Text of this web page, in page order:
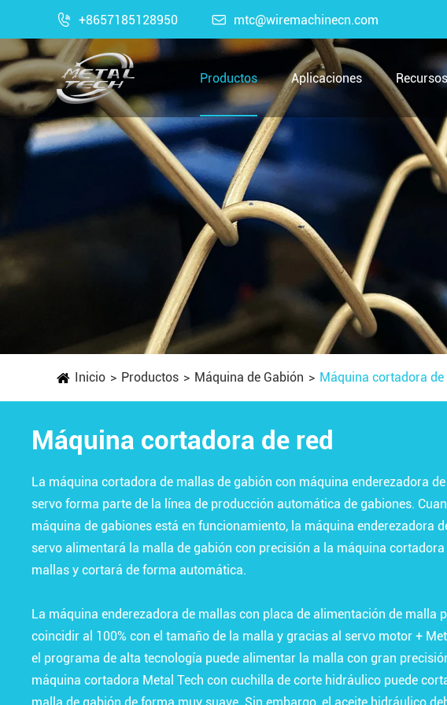
 +8657185128950  mtc@wiremachinecn.com
Productos Aplicaciones
Inicio Productos Máquina de Gabión Máquina cortadora de
Máquina cortadora de red
La máquina cortadora de mallas de gabión con máquina enderezadora
servo forma parte de la línea de producción automática de gabiones.
máquina de gabiones está en funcionamiento, la máquina enderezadora
servo alimentará la malla de gabión con precisión a la máquina cortadora
mallas y cortará de forma automática.
La máquina enderezadora de mallas con placa de alimentación de malla
coincidir al 100% con el tamaño de la malla y gracias al servo motor +
el programa de alta tecnología puede alimentar la malla con gran
máquina cortadora Metal Tech con cuchilla de corte hidráulico puede